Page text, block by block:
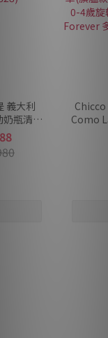
義大利
奶瓶清洗
Como